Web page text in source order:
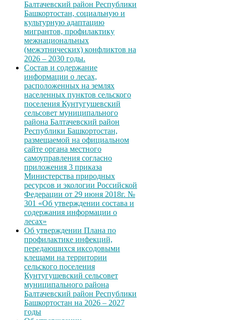
Балтачевский район Республики
Башкортостан, социальную и
культурную адаптацию
мигрантов, профилактику
межнациональных
(межэтнических) конфликтов на
2026 – 2030 годы.
Состав и содержание
информации о лесах,
расположенных на землях
населенных пунктов сельского
поселения Кунтугушевский
сельсовет муниципального
района Балтачевский район
Республики Башкортостан,
размещаемой на официальном
сайте органа местного
самоуправления согласно
приложения 3 приказа
Министерства природных
ресурсов и экологии Российской
Федерации от 29 июня 2018г. №
301 «Об утверждении состава и
содержания информации о
лесах»
Об утверждении Плана по
профилактике инфекций,
передающихся иксодовыми
клещами на территории
сельского поселения
Кунтугушевский сельсовет
муниципального района
Балтачевский район Республики
Башкортостан на 2026 – 2027
годы